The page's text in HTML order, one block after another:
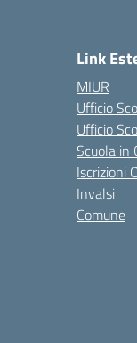
Link
MIUR
Ufficio
Ufficio
Scuola in
Iscrizioni
Invalsi
Comune